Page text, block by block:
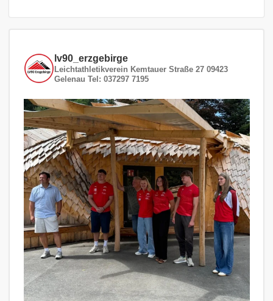
lv90_erzgebirge
Leichtathletikverein Kemtauer Straße 27 09423
Gelenau Tel: 037297 7195